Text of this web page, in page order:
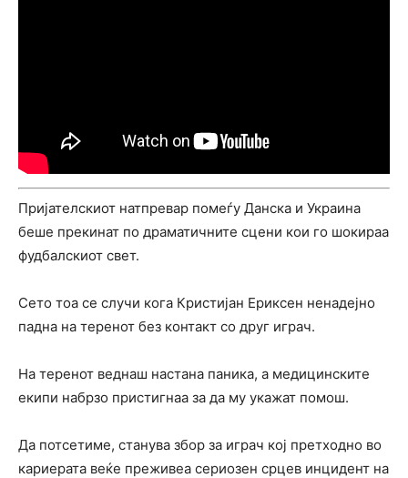
Пријателскиот натпревар помеѓу Данска и Украина
беше прекинат по драматичните сцени кои го шокираа
фудбалскиот свет.
Сето тоа се случи кога Кристијан Ериксен ненадејно
падна на теренот без контакт со друг играч.
На теренот веднаш настана паника, а медицинските
екипи набрзо пристигнаа за да му укажат помош.
Да потсетиме, станува збор за играч кој претходно во
кариерата веќе преживеа сериозен срцев инцидент на